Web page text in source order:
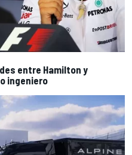
entre Hamilton y
ingeniero